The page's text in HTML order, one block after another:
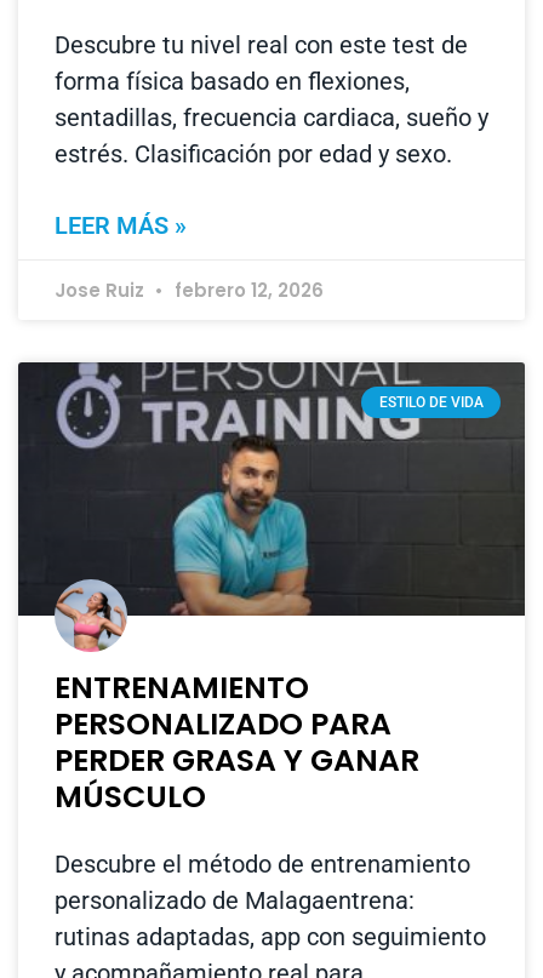
Descubre tu nivel real con este test de
forma física basado en flexiones,
sentadillas, frecuencia cardiaca, sueño y
estrés. Clasificación por edad y sexo.
LEER MÁS »
Jose Ruiz febrero 12, 2026
ESTILO DE VIDA
ENTRENAMIENTO
PERSONALIZADO PARA
PERDER GRASA Y GANAR
MÚSCULO
Descubre el método de entrenamiento
personalizado de Malagaentrena:
rutinas adaptadas, app con seguimiento